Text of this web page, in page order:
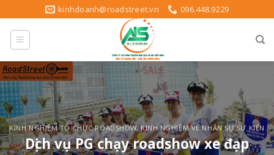
to
content
kinhdoanh@roadstreet.vn 096.448.9229
KINH NGHIỆM TỔ CHỨC ROADSHOW,KINH NGHIỆM VỀ NHÂN SỰ SỰ KIỆN
Dịch vụ PG chạy roadshow xe đạp